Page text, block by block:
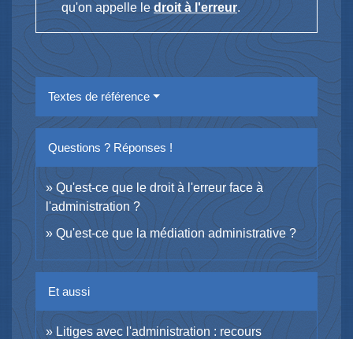
qu'on appelle ledroit à l'erreur.
Textes de référence
Questions ? Réponses !
Qu'est-ce que le droit à l'erreur face à
l'administration ?
Qu'est-ce que la médiation administrative ?
Et aussi
Litiges avec l'administration : recours